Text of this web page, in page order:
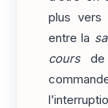
plus vers
entre la
coursde